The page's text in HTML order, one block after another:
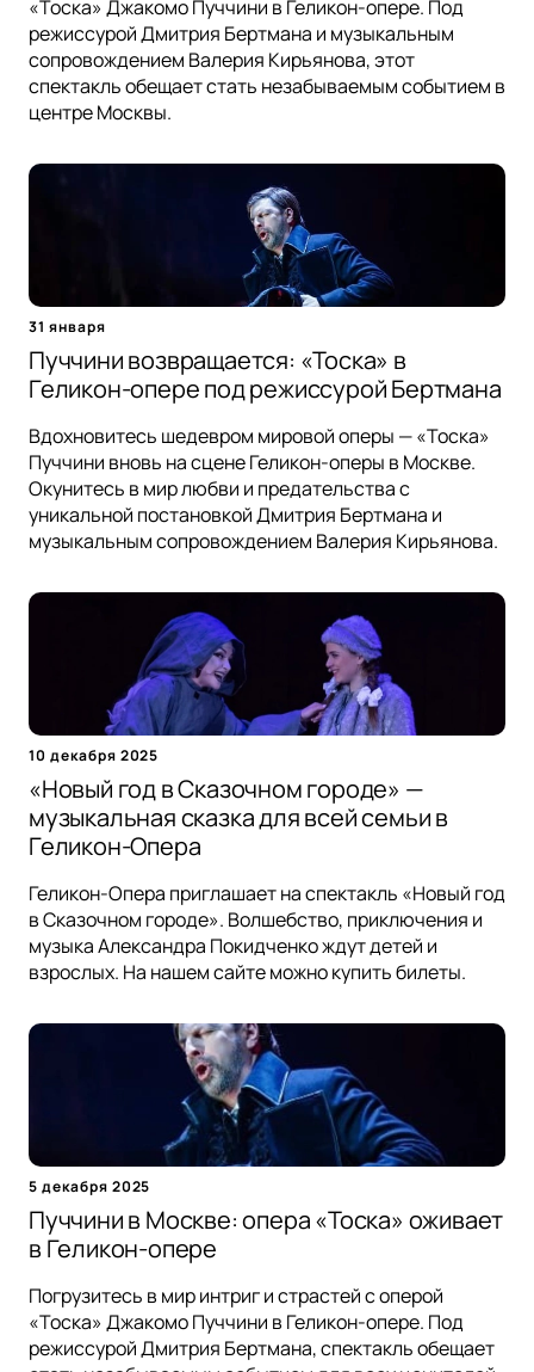
«Тоска» Джакомо Пуччини в Геликон-опере. Под
режиссурой Дмитрия Бертмана и музыкальным
сопровождением Валерия Кирьянова, этот
спектакль обещает стать незабываемым событием в
центре Москвы.
31 января
Пуччини возвращается: «Тоска» в
Геликон-опере под режиссурой Бертмана
Вдохновитесь шедевром мировой оперы — «Тоска»
Пуччини вновь на сцене Геликон-оперы в Москве.
Окунитесь в мир любви и предательства с
уникальной постановкой Дмитрия Бертмана и
музыкальным сопровождением Валерия Кирьянова.
10 декабря 2025
«Новый год в Сказочном городе» —
музыкальная сказка для всей семьи в
Геликон-Опера
Геликон-Опера приглашает на спектакль «Новый год
в Сказочном городе». Волшебство, приключения и
музыка Александра Покидченко ждут детей и
взрослых. На нашем сайте можно купить билеты.
5 декабря 2025
Пуччини в Москве: опера «Тоска» оживает
в Геликон-опере
Погрузитесь в мир интриг и страстей с оперой
«Тоска» Джакомо Пуччини в Геликон-опере. Под
режиссурой Дмитрия Бертмана, спектакль обещает